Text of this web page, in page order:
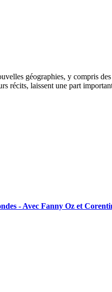
géographies, y compris
récits, laissent une part
- Avec Fanny Oz et